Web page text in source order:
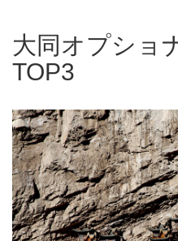
大同オプショ
TOP3